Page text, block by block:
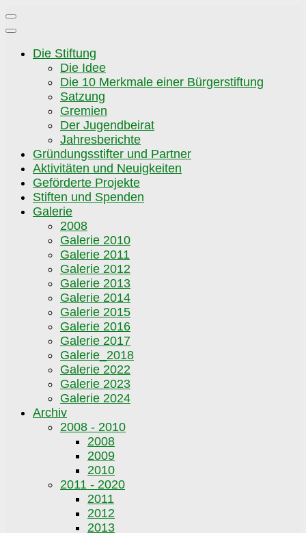
Zum
Inhalt
Die Stiftung
Die Idee
Die 10 Merkmale einer Bürgerstiftung
Satzung
Gremien
Der Jugendbeirat
Jahresberichte
Gründungsstifter und Partner
Aktivitäten und Neuigkeiten
Geförderte Projekte
Stiften und Spenden
Galerie
2008
Galerie 2010
Galerie 2011
Galerie 2012
Galerie 2013
Galerie 2014
Galerie 2015
Galerie 2016
Galerie 2017
Galerie_2018
Galerie 2022
Galerie 2023
Galerie 2024
Archiv
2008 - 2010
2008
2009
2010
2011 - 2020
2011
2012
2013